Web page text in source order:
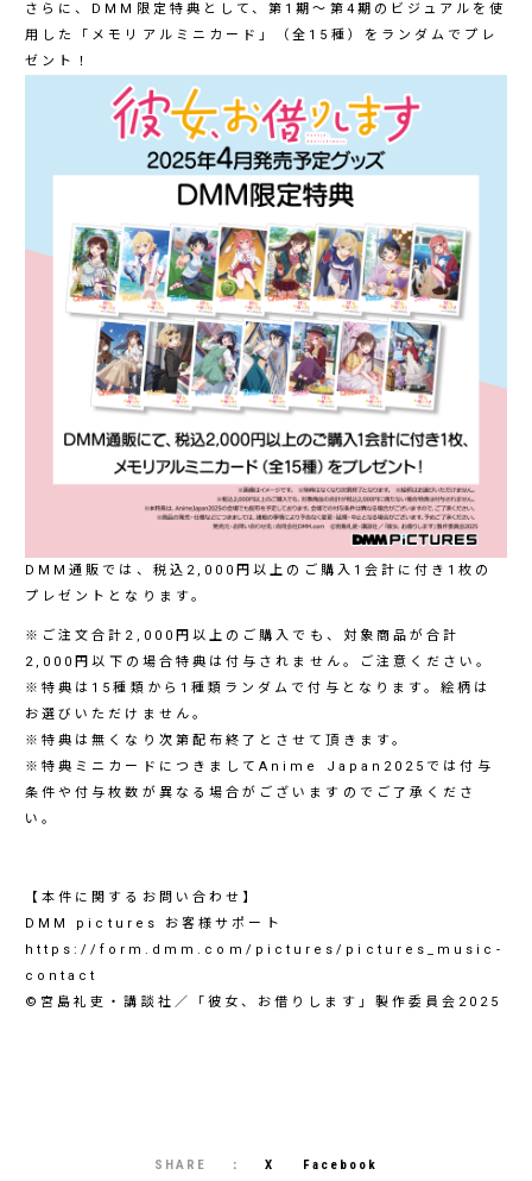
さらに、DMM限定特典として、第1期～第4期のビジュアルを使
用した「メモリアルミニカード」（全15種）をランダムでプレ
ゼント！
DMM通販では、税込2,000円以上のご購入1会計に付き1枚の
プレゼントとなります。
※ご注文合計2,000円以上のご購入でも、対象商品が合計
2,000円以下の場合特典は付与されません。ご注意ください。
※特典は15種類から1種類ランダムで付与となります。絵柄は
お選びいただけません。
※特典は無くなり次第配布終了とさせて頂きます。
※特典ミニカードにつきましてAnime Japan2025では付与
条件や付与枚数が異なる場合がございますのでご了承くださ
い。
【本件に関するお問い合わせ】
DMM pictures お客様サポート
https://form.dmm.com/pictures/pictures_music-
contact
©宮島礼吏・講談社／「彼女、お借りします」製作委員会2025
SHARE X Facebook